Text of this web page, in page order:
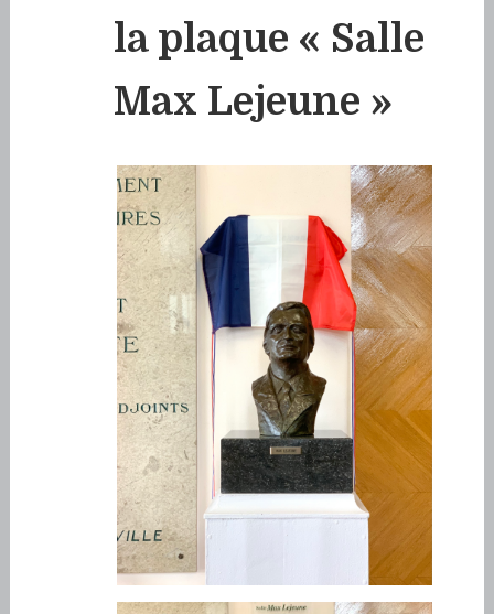
la plaque « Salle
Max Lejeune »